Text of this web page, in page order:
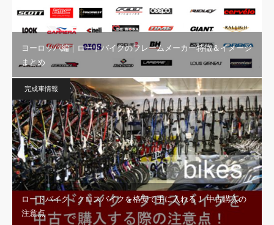
ヨーロッパ編｜ロードバイクのフレームメーカー特徴＆イメージ
まとめ
完成車情報
ロードバイク・クロスバイクを格安で手に入れる！ 中古購入の
注意点